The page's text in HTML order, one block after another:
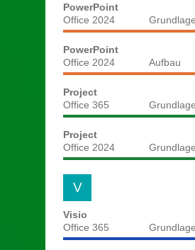
PowerPoint
Office 2024
PowerPoint
Office 2024
Aufbau
Project
Office 365
Project
Office 2024
V
Visio
Office 365